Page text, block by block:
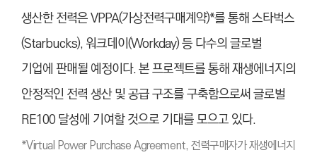
생산한 전력은 VPPA(가상전력구매계약)*를 통해 스타벅스
(Starbucks), 워크데이(Workday) 등 다수의 글로벌
기업에 판매될 예정이다. 본 프로젝트를 통해 재생에너지의
안정적인 전력 생산 및 공급 구조를 구축함으로써 글로벌
RE100 달성에 기여할 것으로 기대를 모으고 있다.
*Virtual Power Purchase Agreement, 전력구매자가 재생에너지